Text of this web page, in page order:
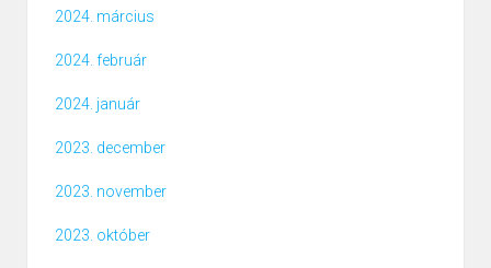
2024. március
2024. február
2024. január
2023. december
2023. november
2023. október